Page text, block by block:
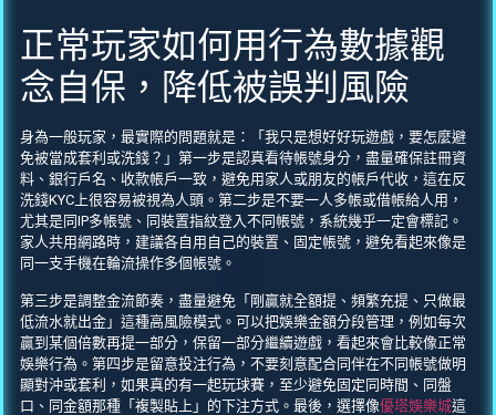
正常玩家如何用行為數據觀
念自保，降低被誤判風險
身為一般玩家，最實際的問題就是：「我只是想好好玩遊戲，要怎麼避
免被當成套利或洗錢？」第一步是認真看待帳號身分，盡量確保註冊資
料、銀行戶名、收款帳戶一致，避免用家人或朋友的帳戶代收，這在反
洗錢KYC上很容易被視為人頭。第二步是不要一人多帳或借帳給人用，
尤其是同IP多帳號、同裝置指紋登入不同帳號，系統幾乎一定會標記。
家人共用網路時，建議各自用自己的裝置、固定帳號，避免看起來像是
同一支手機在輪流操作多個帳號。
第三步是調整金流節奏，盡量避免「剛贏就全額提、頻繁充提、只做最
低流水就出金」這種高風險模式。可以把娛樂金額分段管理，例如每次
贏到某個倍數再提一部分，保留一部分繼續遊戲，看起來會比較像正常
娛樂行為。第四步是留意投注行為，不要刻意配合同伴在不同帳號做明
顯對沖或套利，如果真的有一起玩球賽，至少避免固定同時間、同盤
口、同金額那種「複製貼上」的下注方式。最後，選擇像優塔娛樂城這